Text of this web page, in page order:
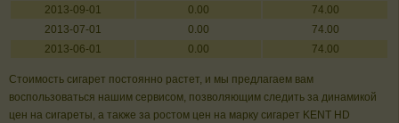
2013-09-01
0.00
74.00
2013-07-01
0.00
74.00
2013-06-01
0.00 74.00
Стоимость сигарет постоянно растет, и мы предлагаем вам
воспользоваться нашим сервисом, позволяющим следить за динамикой
цен на сигареты, а также за ростом цен на марку сигарет KENT HD